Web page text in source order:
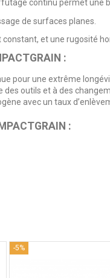
continu permet
de surfaces planes.
et une rugosité
:
pour une extrême
outils et à des
avec un taux
:
Avis du22/06/2026 ,
-5%